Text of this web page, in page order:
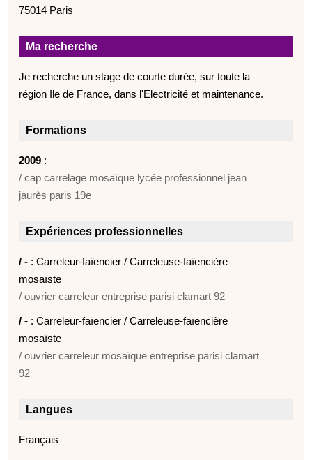
75014 Paris
Ma recherche
Je recherche un stage de courte durée, sur toute la
région Ile de France, dans l'Electricité et maintenance.
Formations
2009 :
/ cap carrelage mosaïque lycée professionnel jean
jaurès paris 19e
Expériences professionnelles
/ - : Carreleur-faïencier / Carreleuse-faïencière
mosaïste
/ ouvrier carreleur entreprise parisi clamart 92
/ - : Carreleur-faïencier / Carreleuse-faïencière
mosaïste
/ ouvrier carreleur mosaïque entreprise parisi clamart
92
Langues
Français